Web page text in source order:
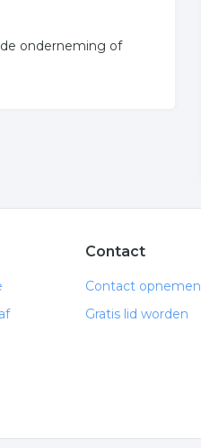
onderneming of
Contact
Contact opnemen
Gratis lid worden